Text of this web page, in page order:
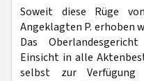
Soweit diese Rüge
Angeklagten P. erhoben
Das
Einsicht in alle
selbst zur Verfügung